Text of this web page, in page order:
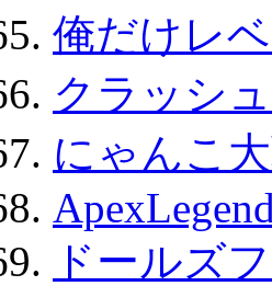
俺だけレ
クラッシ
にゃんこ
ドールズ